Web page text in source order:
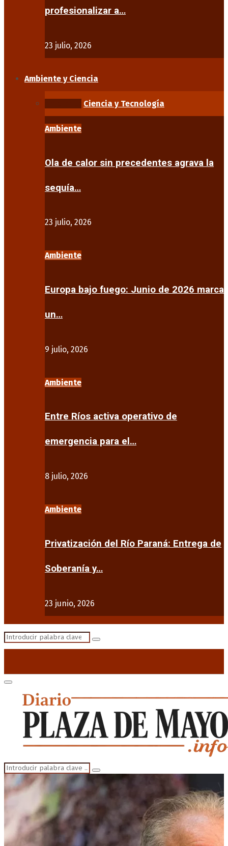
profesionalizar a…
23 julio, 2026
Ambiente y Ciencia
Ciencia y Tecnología
Ambiente
Ola de calor sin precedentes agrava la
sequía…
23 julio, 2026
Ambiente
Europa bajo fuego: Junio de 2026 marca
un…
9 julio, 2026
Ambiente
Entre Ríos activa operativo de
emergencia para el…
8 julio, 2026
Ambiente
Privatización del Río Paraná: Entrega de
Soberanía y…
23 junio, 2026
Search
Search
Primary
Menu
Search
for:
Search